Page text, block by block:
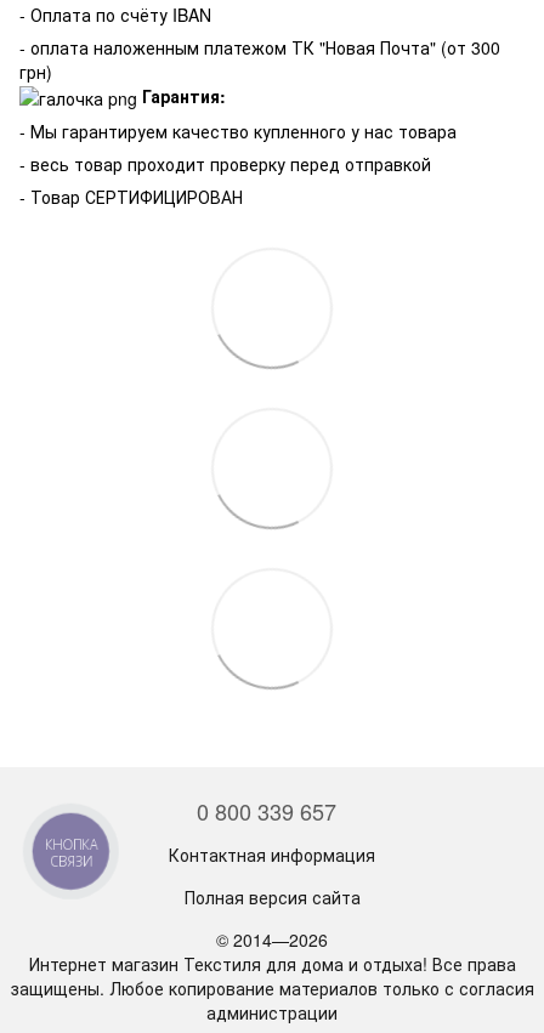
- Оплата по счёту IBAN
- оплата наложенным платежом ТК "Новая Почта" (от 300
грн)
Гарантия:
- Мы гарантируем качество купленного у нас товара
- весь товар проходит проверку перед отправкой
- Товар СЕРТИФИЦИРОВАН
0 800 339 657
Контактная информация
Полная версия сайта
© 2014—2026
Интернет магазин Текстиля для дома и отдыха! Все права
защищены. Любое копирование материалов только с согласия
администрации